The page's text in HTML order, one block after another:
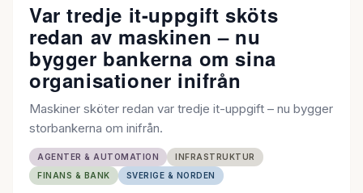
Var tredje it-uppgift sköts
redan av maskinen – nu
bygger bankerna om sina
organisationer inifrån
Maskiner sköter redan var tredje it-uppgift – nu bygger
storbankerna om inifrån.
AGENTER & AUTOMATION
INFRASTRUKTUR
FINANS & BANK
SVERIGE & NORDEN